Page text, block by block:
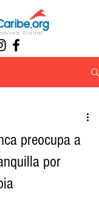
preocupa a
por